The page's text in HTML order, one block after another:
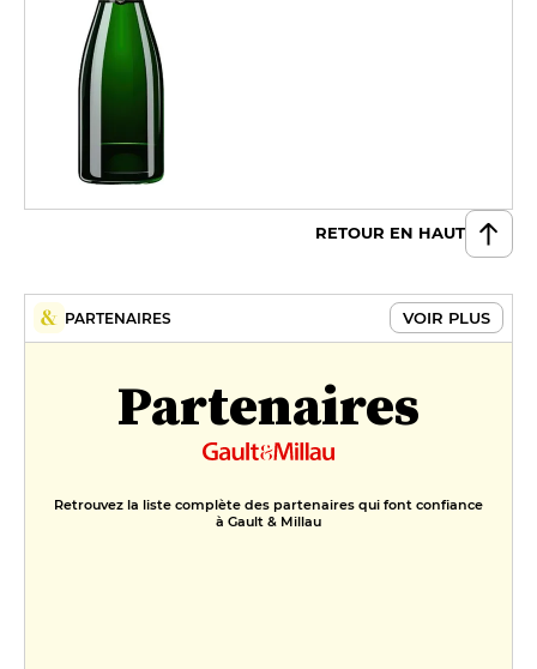
RETOUR EN HAUT
PARTENAIRES VOIR PLUS
Partenaires
Retrouvez la liste complète des partenaires qui font confiance
à Gault & Millau